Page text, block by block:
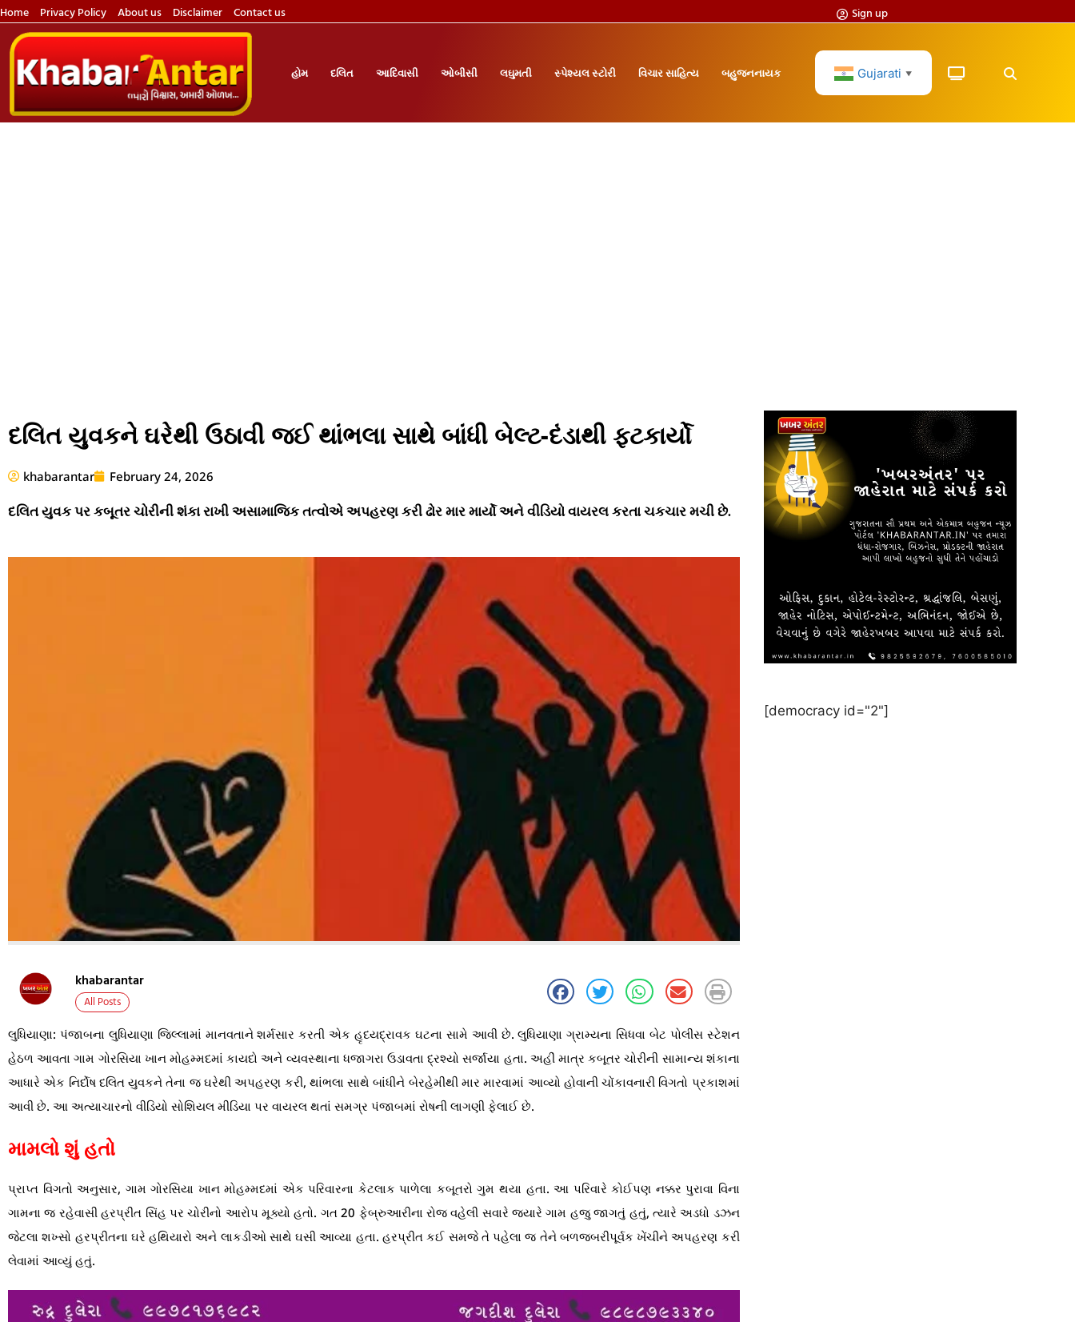
Home Privacy Policy About us Disclaimer Contact us Sign up
હોમ દલિત આદિવાસી ઓબીસી લઘુમતી સ્પેશ્યલ સ્ટોરી વિચાર સાહિત્ય બહુજનનાયક Gujarati ▼
દલિત યુવકને ઘરેથી ઉઠાવી જઈ થાંભલા સાથે બાંધી બેલ્ટ-દંડાથી ફટકાર્યો
khabarantar February 24, 2026
દલિત યુવક પર કબૂતર ચોરીની શંકા રાખી અસામાજિક તત્વોએ અપહરણ કરી ઢોર માર માર્યો અને વીડિયો વાયરલ કરતા ચકચાર મચી છે.
khabarantar
All Posts
લુધિયાણા: પંજાબના લુધિયાણા જિલ્લામાં માનવતાને શર્મસાર કરતી એક હૃદયદ્રાવક ઘટના સામે આવી છે. લુધિયાણા ગ્રામ્યના સિધવા બેટ પોલીસ સ્ટેશન
હેઠળ આવતા ગામ ગોરસિયા ખાન મોહમ્મદમાં કાયદો અને વ્યવસ્થાના ધજાગરા ઉડાવતા દ્રશ્યો સર્જાયા હતા. અહીં માત્ર કબૂતર ચોરીની સામાન્ય શંકાના
આધારે એક નિર્દોષ દલિત યુવકને તેના જ ઘરેથી અપહરણ કરી, થાંભલા સાથે બાંધીને બેરહેમીથી માર મારવામાં આવ્યો હોવાની ચોંકાવનારી વિગતો પ્રકાશમાં
આવી છે. આ અત્યાચારનો વીડિયો સોશિયલ મીડિયા પર વાયરલ થતાં સમગ્ર પંજાબમાં રોષની લાગણી ફેલાઈ છે.
મામલો શું હતો
પ્રાપ્ત વિગતો અનુસાર, ગામ ગોરસિયા ખાન મોહમ્મદમાં એક પરિવારના કેટલાક પાળેલા કબૂતરો ગુમ થયા હતા. આ પરિવારે કોઈપણ નક્કર પુરાવા વિના
ગામના જ રહેવાસી હરપ્રીત સિંહ પર ચોરીનો આરોપ મૂક્યો હતો. ગત 20 ફેબ્રુઆરીના રોજ વહેલી સવારે જ્યારે ગામ હજુ જાગતું હતું, ત્યારે અડધો ડઝન
જેટલા શખ્સો હરપ્રીતના ઘરે હથિયારો અને લાકડીઓ સાથે ઘસી આવ્યા હતા. હરપ્રીત કઈ સમજે તે પહેલા જ તેને બળજબરીપૂર્વક ખેંચીને અપહરણ કરી
લેવામાં આવ્યું હતું.
[democracy id="2"]